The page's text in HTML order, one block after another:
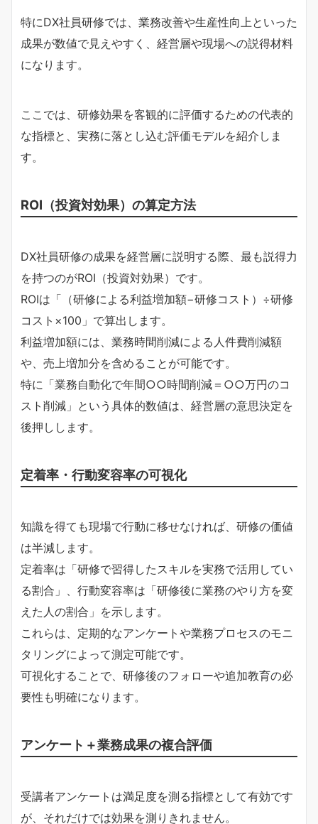
特にDX社員研修では、業務改善や生産性向上といった
成果が数値で見えやすく、経営層や現場への説得材料
になります。
ここでは、研修効果を客観的に評価するための代表的
な指標と、実務に落とし込む評価モデルを紹介しま
す。
ROI（投資対効果）の算定方法
DX社員研修の成果を経営層に説明する際、最も説得力
を持つのがROI（投資対効果）です。
ROIは「（研修による利益増加額−研修コスト）÷研修
コスト×100」で算出します。
利益増加額には、業務時間削減による人件費削減額
や、売上増加分を含めることが可能です。
特に「業務自動化で年間○○時間削減＝○○万円のコ
スト削減」という具体的数値は、経営層の意思決定を
後押しします。
定着率・行動変容率の可視化
知識を得ても現場で行動に移せなければ、研修の価値
は半減します。
定着率は「研修で習得したスキルを実務で活用してい
る割合」、行動変容率は「研修後に業務のやり方を変
えた人の割合」を示します。
これらは、定期的なアンケートや業務プロセスのモニ
タリングによって測定可能です。
可視化することで、研修後のフォローや追加教育の必
要性も明確になります。
アンケート＋業務成果の複合評価
受講者アンケートは満足度を測る指標として有効です
が、それだけでは効果を測りきれません。